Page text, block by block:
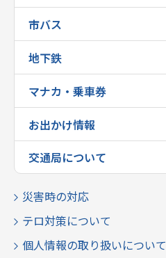
市バス
地下鉄
マナカ・乗車券
お出かけ情報
交通局について
災害時の対応
テロ対策について
個人情報の取り扱いについて